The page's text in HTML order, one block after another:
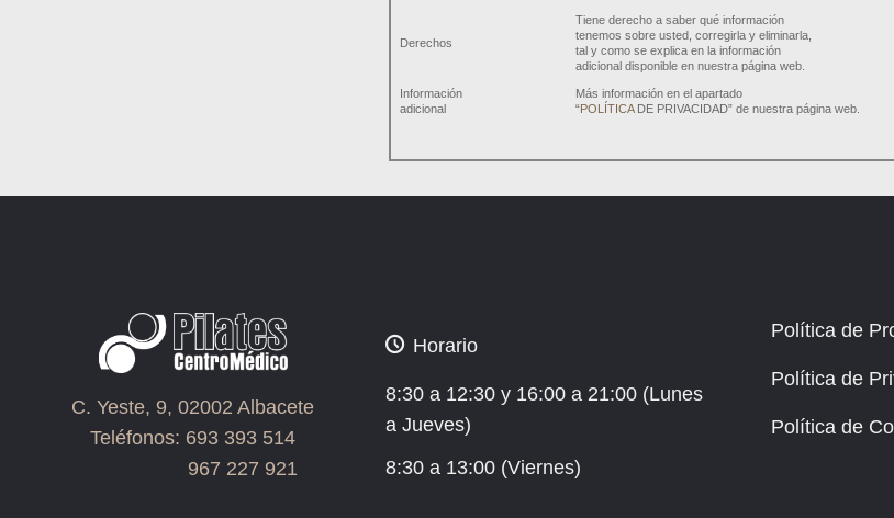
Derechos
Tiene derecho a saber qué información
tenemos sobre usted, corregirla y eliminarla,
tal y como se explica en la información
adicional disponible en nuestra página web.
Información
adicional
Más información en el apartado
“POLÍTICA DE PRIVACIDAD” de nuestra página web.
C. Yeste, 9, 02002 Albacete
Teléfonos: 693 393 514
967 227 921
Horario
8:30 a 12:30 y 16:00 a 21:00 (Lunes
a Jueves)
8:30 a 13:00 (Viernes)
Política de
Política de
Política de